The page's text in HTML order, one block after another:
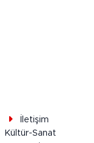
İletişim
Kültür-Sanat